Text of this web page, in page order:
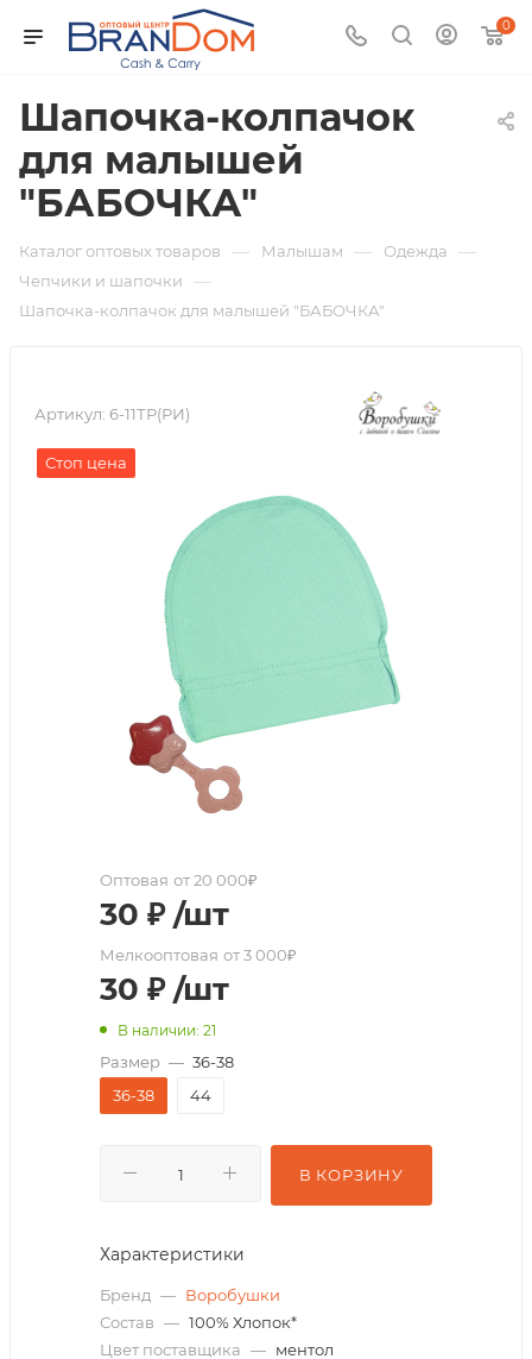
0
Шапочка-колпачок
для малышей
"БАБОЧКА"
Каталог оптовых товаров — Малышам — Одежда —
Чепчики и шапочки —
Шапочка-колпачок для малышей "БАБОЧКА"
Артикул: 6-11ТР(РИ)
Стоп цена
Оптовая от 20 000₽
30 ₽ /шт
Мелкооптовая от 3 000₽
30 ₽ /шт
В наличии: 21
Размер — 36-38
36-38
44
В КОРЗИНУ
Характеристики
Бренд — Воробушки
Состав — 100% Хлопок*
Цвет поставщика — ментол